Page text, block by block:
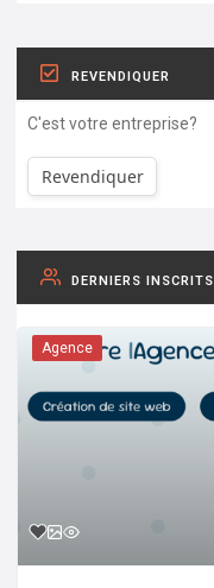
REVENDIQUER
C'est votre entreprise?
Revendiquer
DERNIERS INSCRITS
Agence